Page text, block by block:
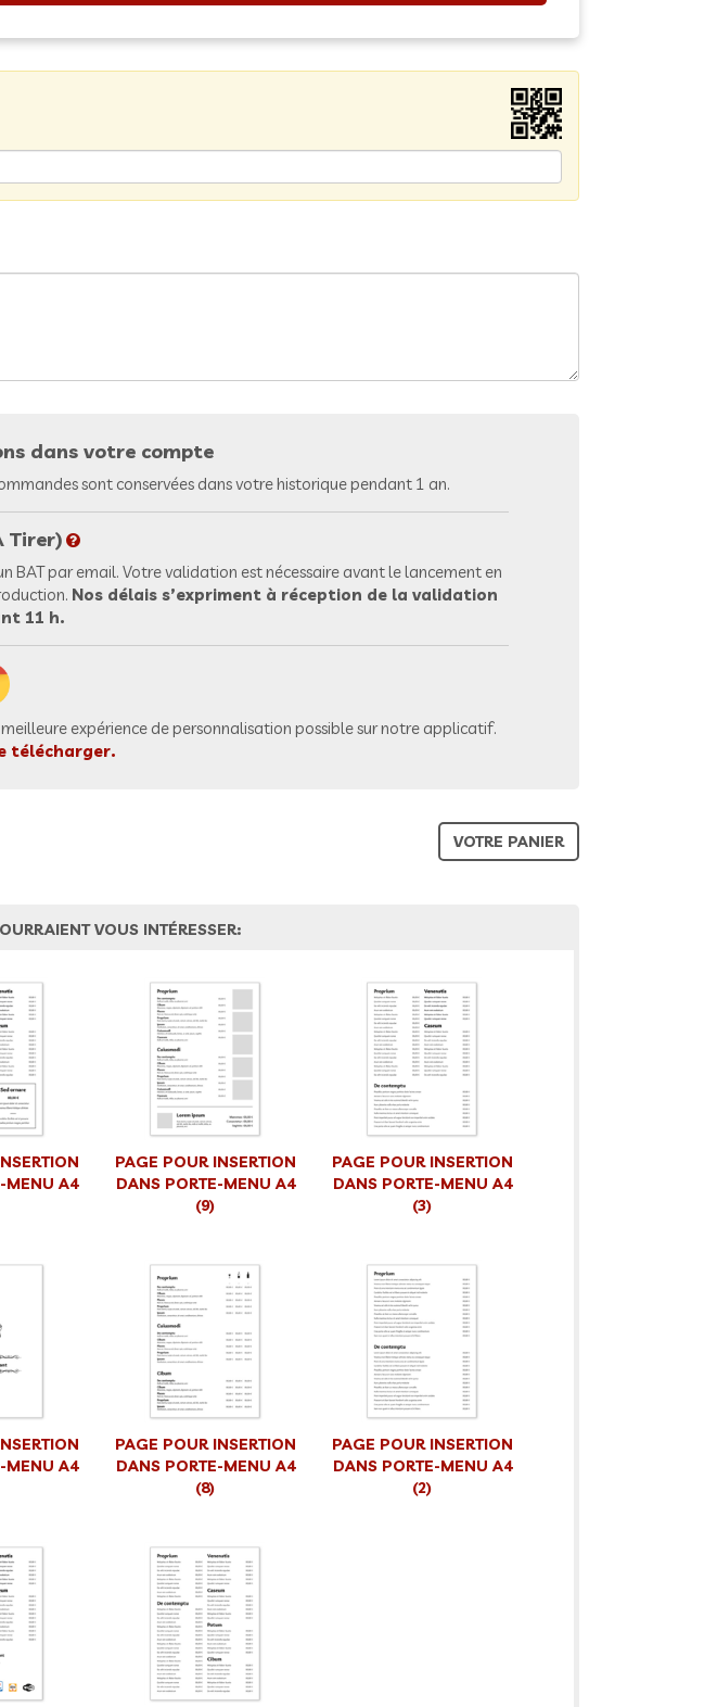
dans votre compte
sont conservées dans votre historique pendant 1 an.
Tirer)
par email. Votre validation est nécessaire avant le lancement en
Nos délais s’expriment à réception de la validation
11 h.
expérience de personnalisation possible sur notre applicatif.
télécharger.
VOTRE PANIER
VOUS INTÉRESSER:
MENU A4
PAGE POUR INSERTION
DANS PORTE-MENU A4
(9)
PAGE POUR INSERTION
DANS PORTE-MENU A4
(3)
MENU A4
PAGE POUR INSERTION
DANS PORTE-MENU A4
(8)
PAGE POUR INSERTION
DANS PORTE-MENU A4
(2)